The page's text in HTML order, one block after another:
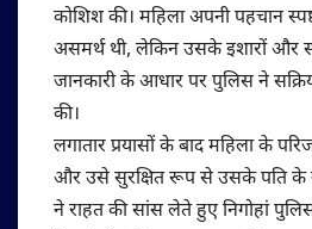
कोशिश की। महिला अपनी पहचान
असमर्थ थी, लेकिन उसके इशारों और
जानकारी के आधार पर पुलिस ने
की।
लगातार प्रयासों के बाद महिला के
और उसे सुरक्षित रूप से उसके पति के
ने राहत की सांस लेते हुए निगोहां